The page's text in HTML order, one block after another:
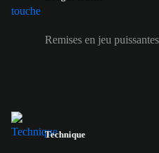
Remises en jeu
Technique